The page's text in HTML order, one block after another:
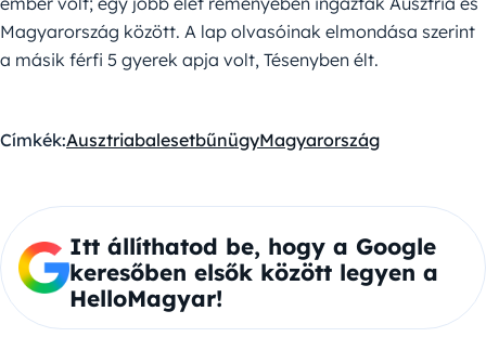
Magyarország között. A lap olvasóinak elmondása szerint
a másik férfi 5 gyerek apja volt, Tésenyben élt.
Címkék:AusztriabalesetbűnügyMagyarország
Itt állíthatod be, hogy a Google
keresőben elsők között legyen a
HelloMagyar!